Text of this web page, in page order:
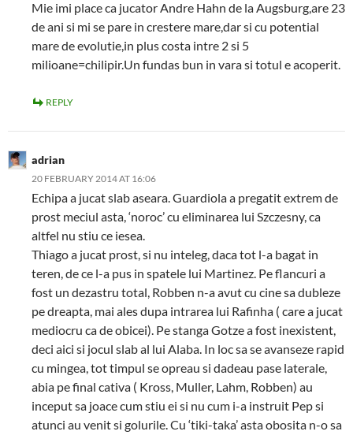
Mie imi place ca jucator Andre Hahn de la Augsburg,are 23
de ani si mi se pare in crestere mare,dar si cu potential
mare de evolutie,in plus costa intre 2 si 5
milioane=chilipir.Un fundas bun in vara si totul e acoperit.
REPLY
adrian
20 FEBRUARY 2014 AT 16:06
Echipa a jucat slab aseara. Guardiola a pregatit extrem de
prost meciul asta, ‘noroc’ cu eliminarea lui Szczesny, ca
altfel nu stiu ce iesea.
Thiago a jucat prost, si nu inteleg, daca tot l-a bagat in
teren, de ce l-a pus in spatele lui Martinez. Pe flancuri a
fost un dezastru total, Robben n-a avut cu cine sa dubleze
pe dreapta, mai ales dupa intrarea lui Rafinha ( care a jucat
mediocru ca de obicei). Pe stanga Gotze a fost inexistent,
deci aici si jocul slab al lui Alaba. In loc sa se avanseze rapid
cu mingea, tot timpul se opreau si dadeau pase laterale,
abia pe final cativa ( Kross, Muller, Lahm, Robben) au
inceput sa joace cum stiu ei si nu cum i-a instruit Pep si
atunci au venit si golurile. Cu ‘tiki-taka’ asta obosita n-o sa